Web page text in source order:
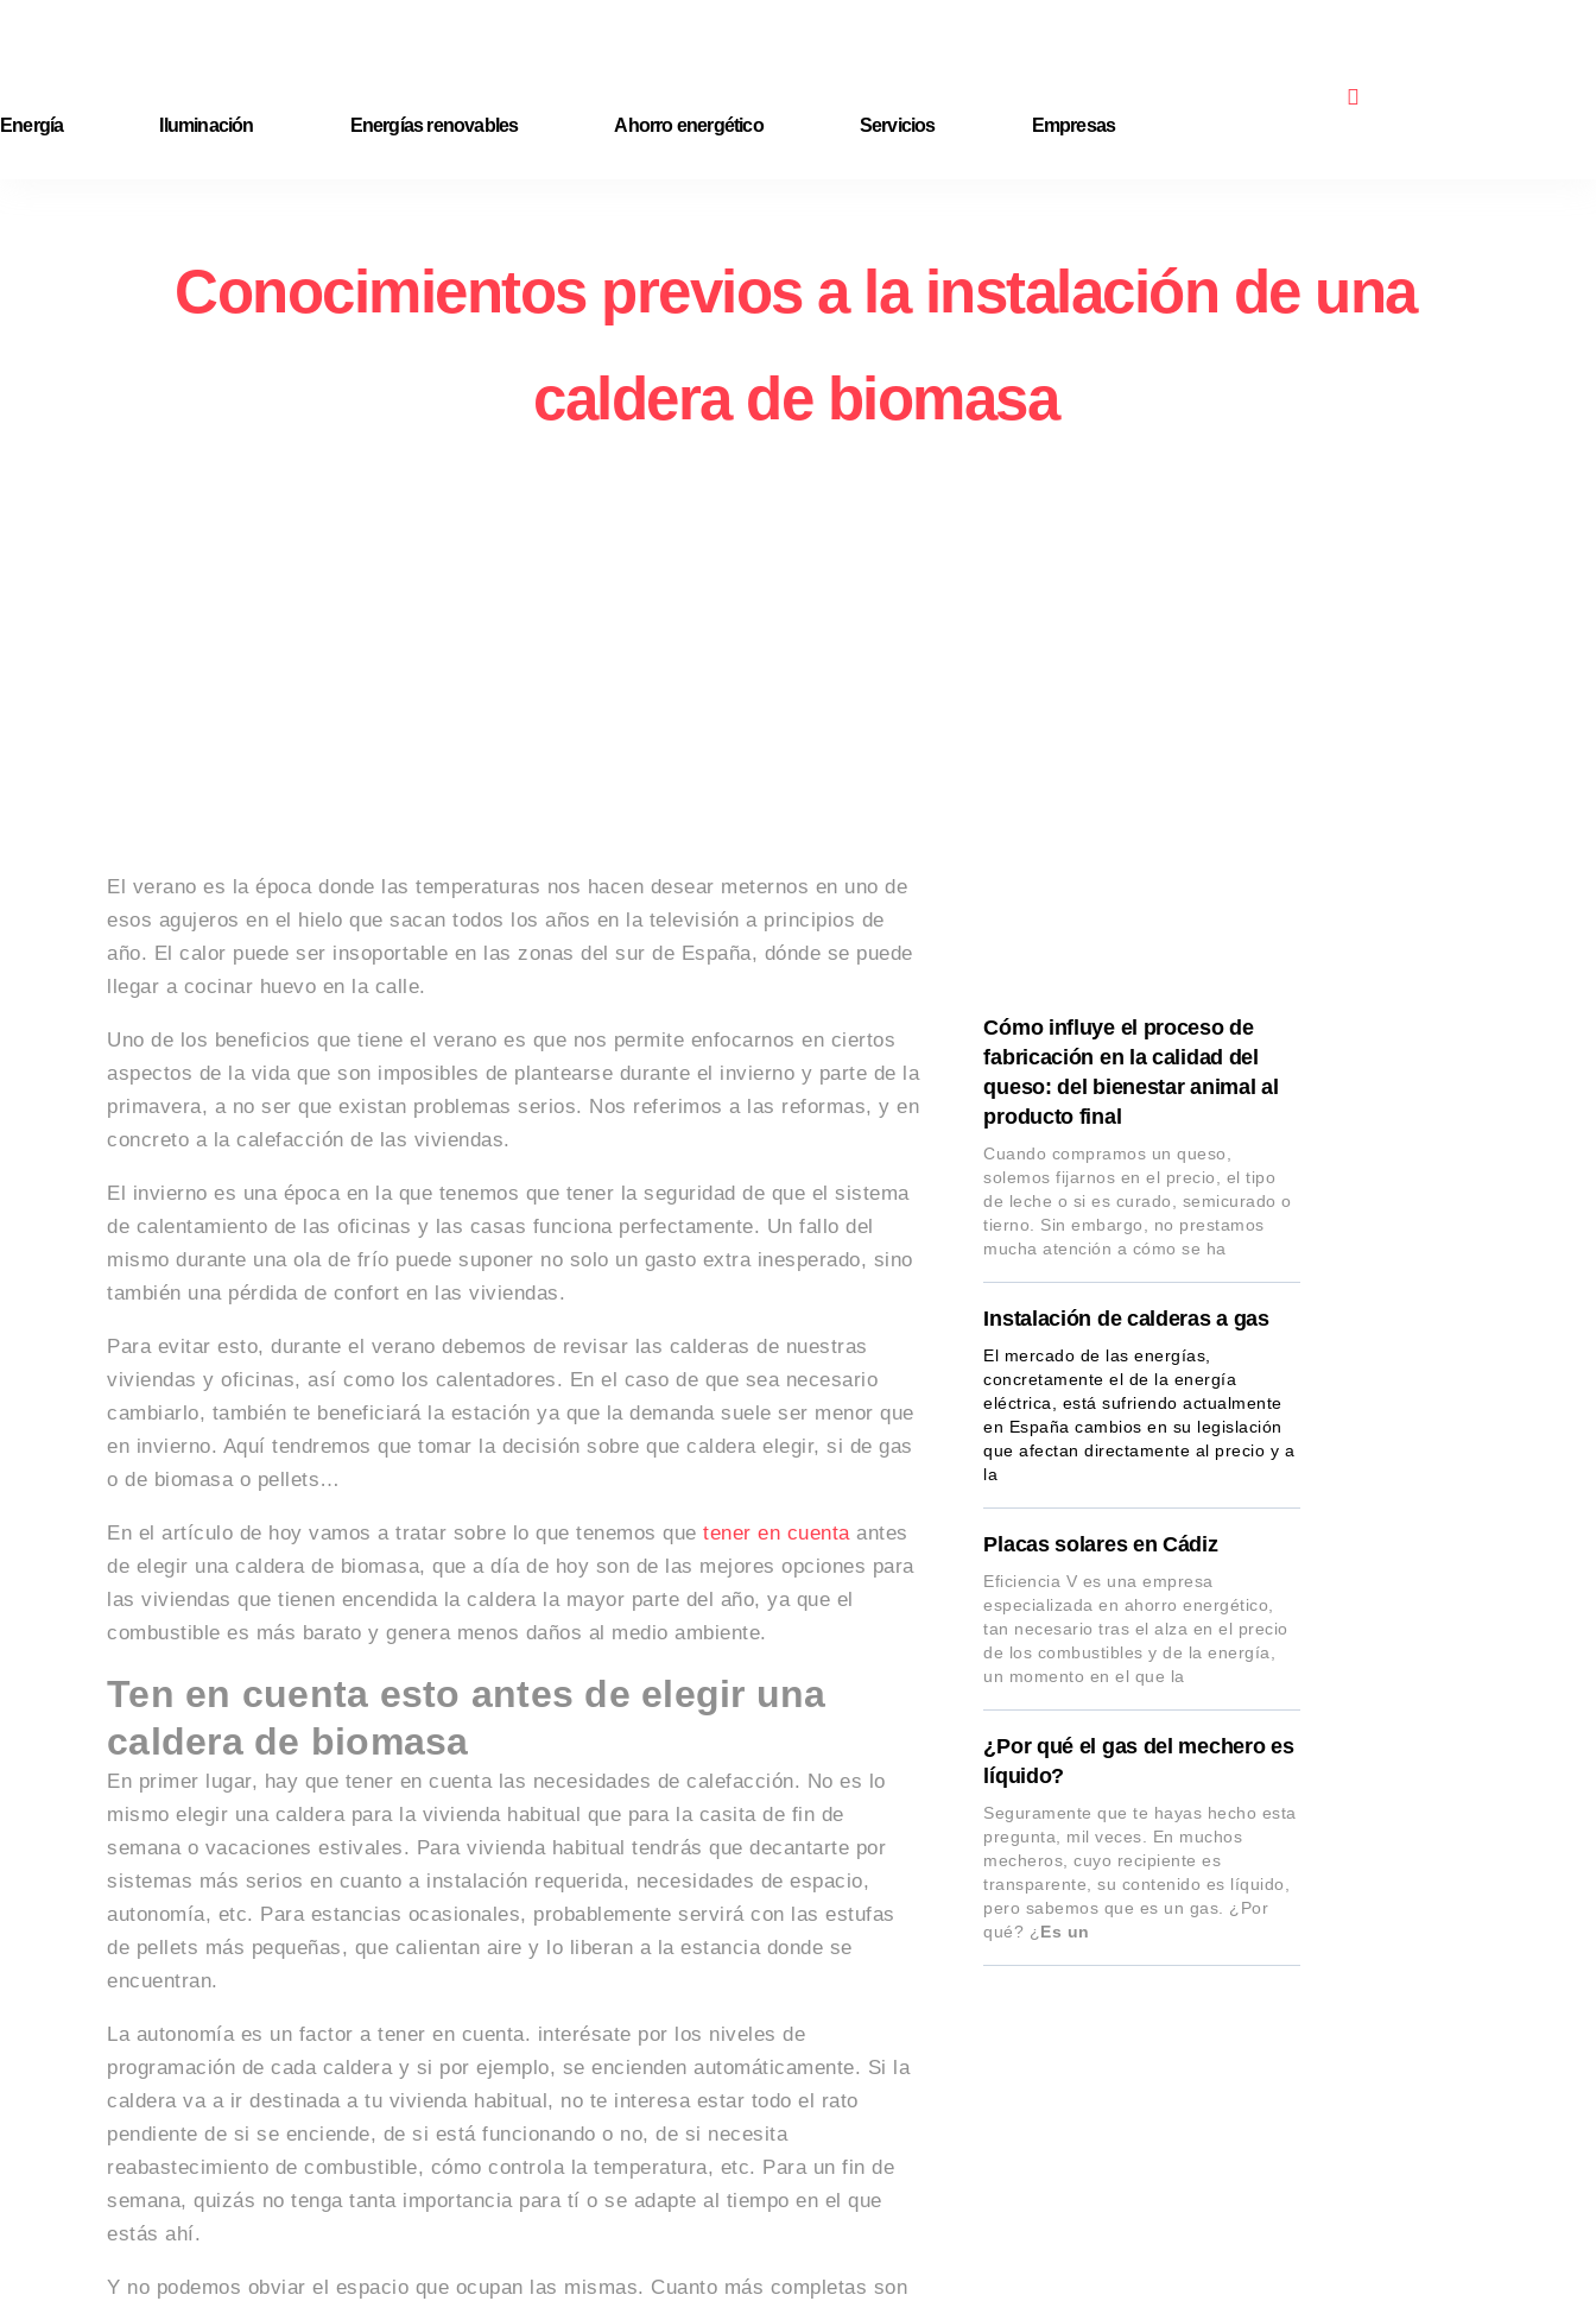
Energía Iluminación Energías renovables Ahorro energético Servicios Empresas
Conocimientos previos a la instalación de una
caldera de biomasa
El verano es la época donde las temperaturas nos hacen desear meternos en uno de
esos agujeros en el hielo que sacan todos los años en la televisión a principios de
año. El calor puede ser insoportable en las zonas del sur de España, dónde se puede
llegar a cocinar huevo en la calle.
Uno de los beneficios que tiene el verano es que nos permite enfocarnos en ciertos
aspectos de la vida que son imposibles de plantearse durante el invierno y parte de la
primavera, a no ser que existan problemas serios. Nos referimos a las reformas, y en
concreto a la calefacción de las viviendas.
El invierno es una época en la que tenemos que tener la seguridad de que el sistema
de calentamiento de las oficinas y las casas funciona perfectamente. Un fallo del
mismo durante una ola de frío puede suponer no solo un gasto extra inesperado, sino
también una pérdida de confort en las viviendas.
Para evitar esto, durante el verano debemos de revisar las calderas de nuestras
viviendas y oficinas, así como los calentadores. En el caso de que sea necesario
cambiarlo, también te beneficiará la estación ya que la demanda suele ser menor que
en invierno. Aquí tendremos que tomar la decisión sobre que caldera elegir, si de gas
o de biomasa o pellets…
En el artículo de hoy vamos a tratar sobre lo que tenemos que tener en cuentaantes
de elegir una caldera de biomasa, que a día de hoy son de las mejores opciones para
las viviendas que tienen encendida la caldera la mayor parte del año, ya que el
combustible es más barato y genera menos daños al medio ambiente.
Ten en cuenta esto antes de elegir una
caldera de biomasa
En primer lugar, hay que tener en cuenta las necesidades de calefacción. No es lo
mismo elegir una caldera para la vivienda habitual que para la casita de fin de
semana o vacaciones estivales. Para vivienda habitual tendrás que decantarte por
sistemas más serios en cuanto a instalación requerida, necesidades de espacio,
autonomía, etc. Para estancias ocasionales, probablemente servirá con las estufas
de pellets más pequeñas, que calientan aire y lo liberan a la estancia donde se
encuentran.
La autonomía es un factor a tener en cuenta. interésate por los niveles de
programación de cada caldera y si por ejemplo, se encienden automáticamente. Si la
caldera va a ir destinada a tu vivienda habitual, no te interesa estar todo el rato
pendiente de si se enciende, de si está funcionando o no, de si necesita
reabastecimiento de combustible, cómo controla la temperatura, etc. Para un fin de
semana, quizás no tenga tanta importancia para tí o se adapte al tiempo en el que
estás ahí.
Y no podemos obviar el espacio que ocupan las mismas. Cuanto más completas son
Cómo influye el proceso de
fabricación en la calidad del
queso: del bienestar animal al
producto final
Cuando compramos un queso,
solemos fijarnos en el precio, el tipo
de leche o si es curado, semicurado o
tierno. Sin embargo, no prestamos
mucha atención a cómo se ha
Instalación de calderas a gas
El mercado de las energías,
concretamente el de la energía
eléctrica, está sufriendo actualmente
en España cambios en su legislación
que afectan directamente al precio y a
la
Placas solares en Cádiz
Eficiencia V es una empresa
especializada en ahorro energético,
tan necesario tras el alza en el precio
de los combustibles y de la energía,
un momento en el que la
¿Por qué el gas del mechero es
líquido?
Seguramente que te hayas hecho esta
pregunta, mil veces. En muchos
mecheros, cuyo recipiente es
transparente, su contenido es líquido,
pero sabemos que es un gas. ¿Por
qué? ¿Es un